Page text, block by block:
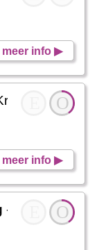
meer info ▶
O
meer info ▶
O
- Den